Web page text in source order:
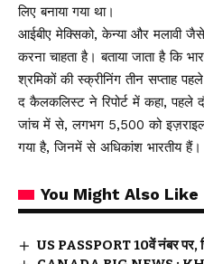
लिए बनाया गया था।
आईबीए मेक्सिको, केन्या और मलावी
करना चाहता है। बताया जाता है कि
श्रमिकों की स्क्रीनिंग तीन सप्ताह
द कैलकलिस्ट ने रिपोर्ट में कहा, पहले
जांच में से, लगभग 5,500 को
गया है, जिनमें से अधिकांश भारतीय हैं।
You Might Also Like
US PASSPORT 10वें नंबर पर,